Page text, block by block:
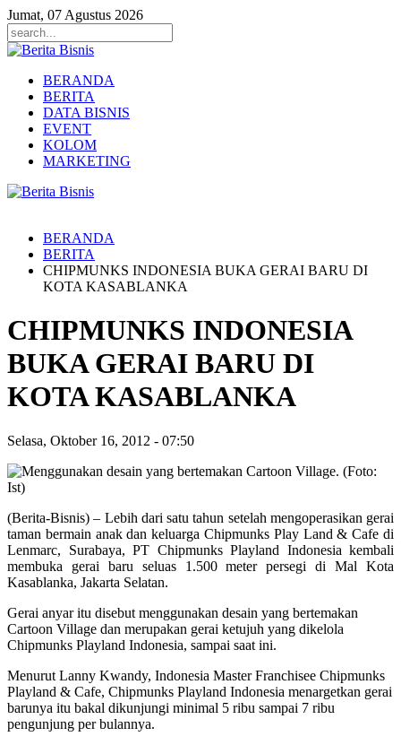
Jumat, 07 Agustus 2026
BERANDA
BERITA
DATA BISNIS
EVENT
KOLOM
MARKETING
BERANDA
BERITA
CHIPMUNKS INDONESIA BUKA GERAI BARU DI
KOTA KASABLANKA
CHIPMUNKS INDONESIA
BUKA GERAI BARU DI
KOTA KASABLANKA
Selasa, Oktober 16, 2012 - 07:50
(Berita-Bisnis) – Lebih dari satu tahun setelah mengoperasikan gerai
taman bermain anak dan keluarga Chipmunks Play Land & Cafe di
Lenmarc, Surabaya, PT Chipmunks Playland Indonesia kembali
membuka gerai baru seluas 1.500 meter persegi di Mal Kota
Kasablanka, Jakarta Selatan.
Gerai anyar itu disebut menggunakan desain yang bertemakan
Cartoon Village dan merupakan gerai ketujuh yang dikelola
Chipmunks Playland Indonesia, sampai saat ini.
Menurut Lanny Kwandy, Indonesia Master Franchisee Chipmunks
Playland & Cafe, Chipmunks Playland Indonesia menargetkan gerai
barunya itu bakal dikunjungi minimal 5 ribu sampai 7 ribu
pengunjung per bulannya.